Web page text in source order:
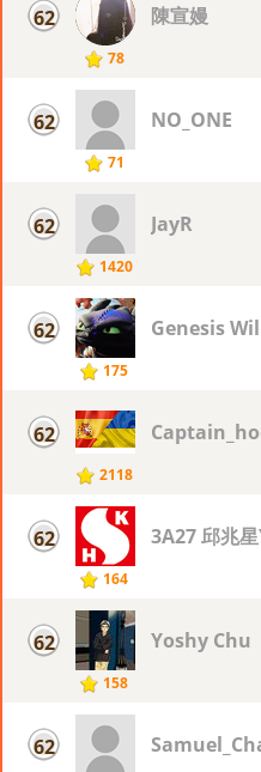
62
78
陳宣嫚
62
71
NO_ONE
62
1420
JayR
62
175
Genesis
62
2118
62
164
3A27 邱兆
62
158
Yoshy Chu
62